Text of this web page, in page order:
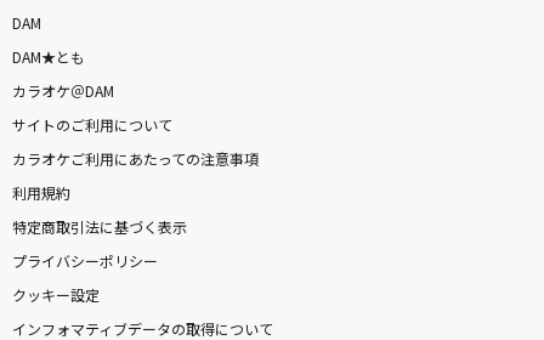
DAM
DAM★とも
カラオケ＠DAM
サイトのご利用について
カラオケご利用にあたっての注意事項
利用規約
特定商取引法に基づく表示
プライバシーポリシー
クッキー設定
インフォマティブデータの取得について